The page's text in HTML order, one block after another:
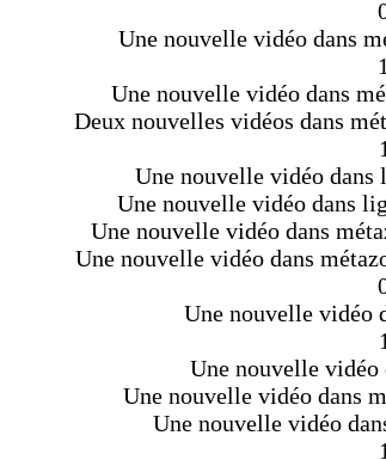
Une nouvelle vidéo dans
Une nouvelle vidéo dans
Deux nouvelles vidéos dans
Une nouvelle vidéo
Une nouvelle vidéo dans
Une nouvelle vidéo dans
Une nouvelle vidéo dans
Une nouvelle vidéo
Une nouvelle vidéo
Une nouvelle vidéo dans
Une nouvelle vidéo